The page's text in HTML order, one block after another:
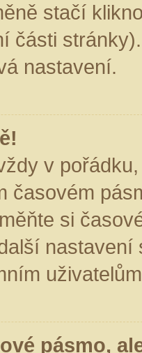
stačí
části
nastavení.
v
časovém
si
pásmo,